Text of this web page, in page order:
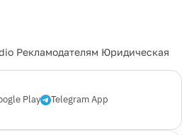
Рекламодателям Юридическая
Play Telegram App